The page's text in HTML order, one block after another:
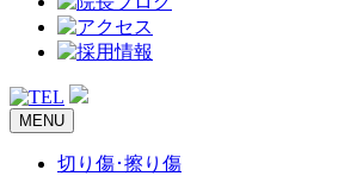
MENU
切り傷･擦り傷